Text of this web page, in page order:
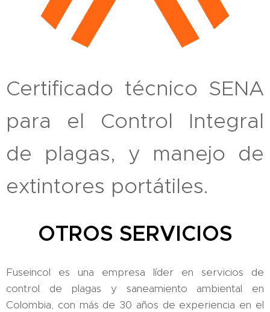
Certificado técnico SENA
para el Control Integral
de plagas, y manejo de
extintores portátiles.
OTROS SERVICIOS
Fuseincol es una empresa líder en servicios de
control de plagas y saneamiento ambiental en
Colombia, con más de 30 años de experiencia en el